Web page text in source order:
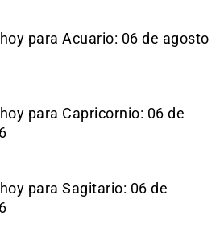
para Acuario: 06 de agosto
para Capricornio: 06 de
para Sagitario: 06 de